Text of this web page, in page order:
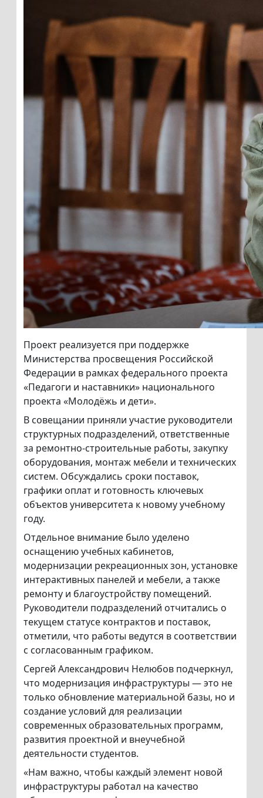
Проект реализуется при поддержке
Министерства просвещения Российской
Федерации в рамках федерального проекта
«Педагоги и наставники» национального
проекта «Молодёжь и дети».
В совещании приняли участие руководители
структурных подразделений, ответственные
за ремонтно-строительные работы, закупку
оборудования, монтаж мебели и технических
систем. Обсуждались сроки поставок,
графики оплат и готовность ключевых
объектов университета к новому учебному
году.
Отдельное внимание было уделено
оснащению учебных кабинетов,
модернизации рекреационных зон, установке
интерактивных панелей и мебели, а также
ремонту и благоустройству помещений.
Руководители подразделений отчитались о
текущем статусе контрактов и поставок,
отметили, что работы ведутся в соответствии
с согласованным графиком.
Сергей Александрович Нелюбов подчеркнул,
что модернизация инфраструктуры — это не
только обновление материальной базы, но и
создание условий для реализации
современных образовательных программ,
развития проектной и внеучебной
деятельности студентов.
«Нам важно, чтобы каждый элемент новой
инфраструктуры работал на качество